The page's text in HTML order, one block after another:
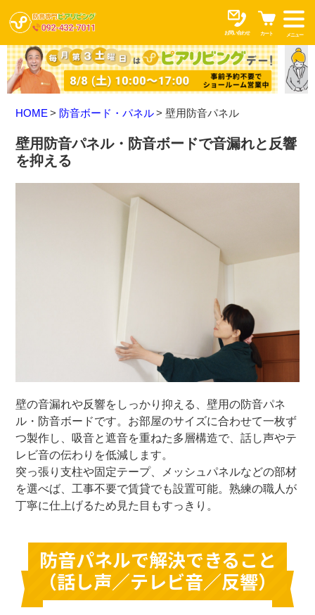
お問い合わせ カート メニュー
HOME 防音ボード・パネル 壁用防音パネル
壁用防音パネル・防音ボードで音漏れと反響
を抑える
壁の音漏れや反響をしっかり抑える、壁用の防音パネ
ル・防音ボードです。お部屋のサイズに合わせて一枚ず
つ製作し、吸音と遮音を重ねた多層構造で、話し声やテ
レビ音の伝わりを低減します。
突っ張り支柱や固定テープ、メッシュパネルなどの部材
を選べば、工事不要で賃貸でも設置可能。熟練の職人が
丁寧に仕上げるため見た目もすっきり。
防音パネルで解決できること
（話し声／テレビ音／反響）